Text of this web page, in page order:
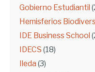
Gobierno Estudiantil
Hemisferios
IDE Business School
IDECS (18)
Ileda (3)